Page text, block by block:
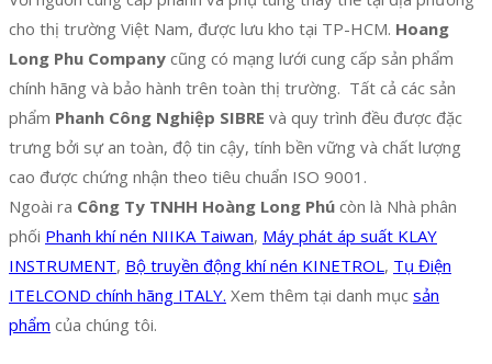
cho thị trường Việt Nam, được lưu kho tại TP-HCM. Hoang
Long Phu Company cũng có mạng lưới cung cấp sản phẩm
chính hãng và bảo hành trên toàn thị trường. Tất cả các sản
phẩm Phanh Công Nghiệp SIBRE và quy trình đều được đặc
trưng bởi sự an toàn, độ tin cậy, tính bền vững và chất lượng
cao được chứng nhận theo tiêu chuẩn ISO 9001.
Ngoài ra Công Ty TNHH Hoàng Long Phú còn là Nhà phân
phối Phanh khí nén NIIKA Taiwan, Máy phát áp suất KLAY
INSTRUMENT, Bộ truyền động khí nén KINETROL, Tụ Điện
ITELCOND chính hãng ITALY. Xem thêm tại danh mục sản
phẩm của chúng tôi.